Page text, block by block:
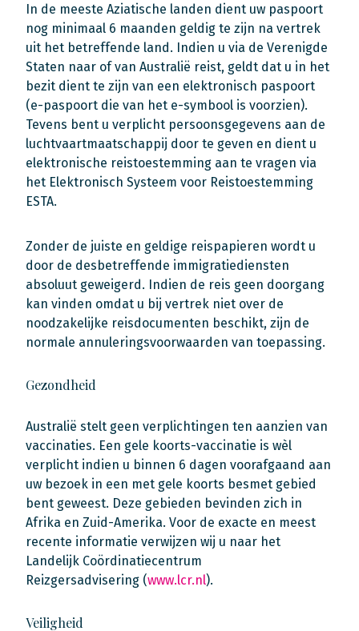
In de meeste Aziatische landen dient uw paspoort
nog minimaal 6 maanden geldig te zijn na vertrek
uit het betreffende land. Indien u via de Verenigde
Staten naar of van Australië reist, geldt dat u in het
bezit dient te zijn van een elektronisch paspoort
(e-paspoort die van het e-symbool is voorzien).
Tevens bent u verplicht persoonsgegevens aan de
luchtvaartmaatschappij door te geven en dient u
elektronische reistoestemming aan te vragen via
het Elektronisch Systeem voor Reistoestemming
ESTA.
Zonder de juiste en geldige reispapieren wordt u
door de desbetreffende immigratiediensten
absoluut geweigerd. Indien de reis geen doorgang
kan vinden omdat u bij vertrek niet over de
noodzakelijke reisdocumenten beschikt, zijn de
normale annuleringsvoorwaarden van toepassing.
Gezondheid
Australië stelt geen verplichtingen ten aanzien van
vaccinaties. Een gele koorts-vaccinatie is wèl
verplicht indien u binnen 6 dagen voorafgaand aan
uw bezoek in een met gele koorts besmet gebied
bent geweest. Deze gebieden bevinden zich in
Afrika en Zuid-Amerika. Voor de exacte en meest
recente informatie verwijzen wij u naar het
Landelijk Coördinatiecentrum
Reizgersadvisering (www.lcr.nl).
Veiligheid